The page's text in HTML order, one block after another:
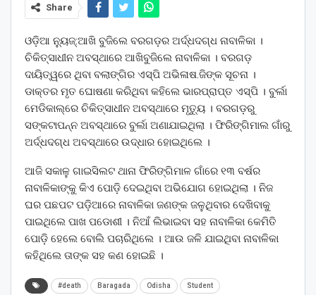
Share
ଓଡ଼ିଆ ନ୍ୟୁଜ୍:ଆଖି ବୁଜିଲେ ବରଗଡ଼ର ଅର୍ଦ୍ଧଦଗ୍ଧ ନାବାଳିକା ।
ଚିକିତ୍ସାଧୀନ ଅବସ୍ଥାରେ ଆଖିବୁଜିଲେ ନାବାଳିକା । ବରଗଡ଼
ଦାୟିତ୍ୱରେ ଥିବା ବଲାଙ୍ଗିର ଏସ୍‌ପି ଅଭିଳାଷ.ଜିଙ୍କ ସୂଚନା ।
ଡାକ୍ତର ମୃତ ଘୋଷଣା କରିଥିବା କହିଲେ ଭାରପ୍ରାପ୍ତ ଏସ୍‌ପି । ବୁର୍ଲା
ମେଡିକାଲ୍‌ରେ ଚିକିତ୍ସାଧୀନ ଅବସ୍ଥାରେ ମୃତ୍ୟୁ । ବରଗଡ଼ରୁ
ସଙ୍କଟାପନ୍ନ ଅବସ୍ଥାରେ ବୁର୍ଲା ଅଣାଯାଇଥିଲା । ଫିରିଙ୍ଗିମାଲ ଗାଁରୁ
ଅର୍ଦ୍ଧଦଗ୍ଧ ଅବସ୍ଥାରେ ଉଦ୍ଧାର ହୋଇଥିଲେ ।
ଆଜି ସକାଳୁ ଗାଇସିଲଟ ଥାନା ଫିରିଙ୍ଗିମାଳ ଗାଁରେ ୧୩ ବର୍ଷର
ନାବାଳିକାଙ୍କୁ କିଏ ପୋଡ଼ି ଦେଇଥିବା ଅଭିଯୋଗ ହୋଇଥିଲା । ନିଜ
ଘର ପଛପଟ ପଡ଼ିଆରେ ନାବାଳିକା ଜଣଙ୍କ ଜଳୁଥିବାର ଦେଖିବାକୁ
ପାଇଥିଲେ ପାଖ ପଡୋଶୀ । ନିଆଁ ଲିଭାଇବା ସହ ନାବାଳିକା କେମିତି
ପୋଡ଼ି ହେଲେ ବୋଲି ପଚାରିଥିଲେ । ଆଉ ଜଳି ଯାଇଥିବା ନାବାଳିକା
କହିଥିଲେ ତାଙ୍କ ସହ କଣ ହୋଇଛି ।
#death Baragada Odisha Student